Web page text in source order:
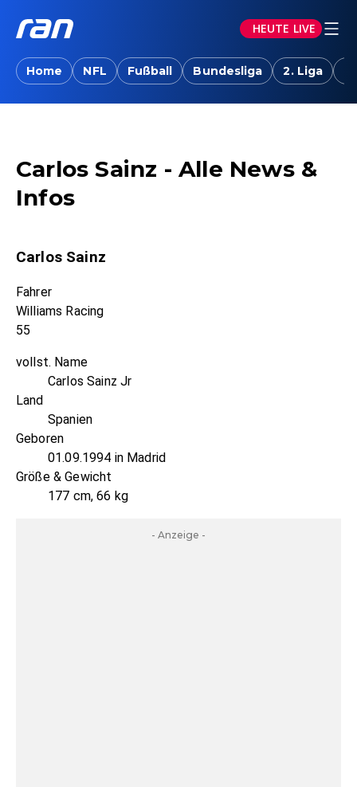
HEUTE LIVE
Home NFL Fußball Bundesliga 2. Liga
Carlos Sainz - Alle News &
Infos
Carlos Sainz
Fahrer
Williams Racing
55
vollst. Name
Carlos Sainz Jr
Land
Spanien
Geboren
01.09.1994 in Madrid
Größe & Gewicht
177 cm, 66 kg
- Anzeige -